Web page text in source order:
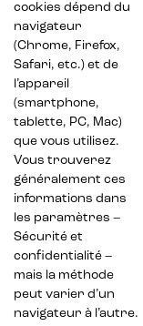
cookies dépend du
navigateur
(Chrome, Firefox,
Safari, etc.) et de
l’appareil
(smartphone,
tablette, PC, Mac)
que vous utilisez.
Vous trouverez
généralement ces
informations dans
les paramètres –
Sécurité et
confidentialité –
mais la méthode
peut varier d’un
navigateur à l’autre.